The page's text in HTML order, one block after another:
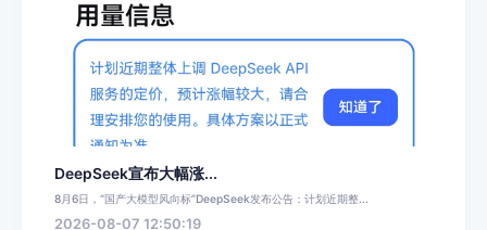
DeepSeek宣布大幅涨...
8月6日，“国产大模型风向标”DeepSeek发布公告：计划近期整...
2026-08-07 12:50:19